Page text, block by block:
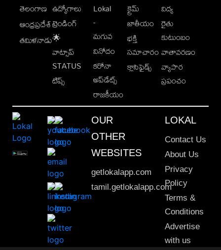
తెలంగాణ
ఆంధ్రప్రదేశ్
తమిళనాడు
ఉద్యోగాలు
ట్రెండింగ్
🌟
వాట్సాప్
STATUS
టిప్స్
Lokal
-
మగువ
వినోదం
కరోనా
అప్‌డేట్స్
రాజకీయం
క్రైమ్
జాతీయం
భక్తి
సమాచారం
క్లాసిఫైడ్స్
విద్య
రైతు
కుటుంబం
వాతావరణం
వ్యాపార
ప్రపంచం
OUR
OTHER
WEBSITES
getlokalapp.com
tamil.getlokalapp.com
LOKAL
Contact Us
About Us
Privacy
Policy
Terms &
Conditions
Advertise
with us